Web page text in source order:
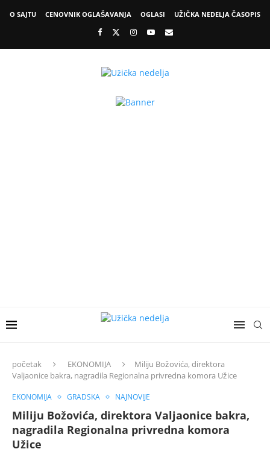
O SAJTU CENOVNIK OGLAŠAVANJA OGLASI UŽIČKA NEDELJA ČASOPIS
početak EKONOMIJA
Miliju Božovića, direktora
Valjaonice bakra, nagradila Regionalna privredna komora Užice
EKONOMIJA GRADSKA NAJNOVIJE
Miliju Božovića, direktora Valjaonice bakra,
nagradila Regionalna privredna komora
Užice